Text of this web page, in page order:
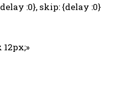
:0}, skip: {delay :0}